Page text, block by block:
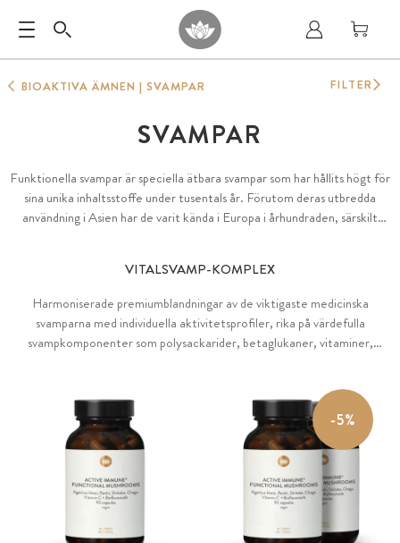
BIOAKTIVA ÄMNEN | SVAMPAR
SVAMPAR
Funktionella svampar är speciella ätbara svampar som har hållits högt för
sina unika inhaltsstoffe under tusentals år. Förutom deras utbredda
användning i Asien har de varit kända i Europa i århundraden, särskilt
upptäcktes.
VITALSVAMP-KOMPLEX
Harmoniserade premiumblandningar av de viktigaste medicinska
svamparna med individuella aktivitetsprofiler, rika på värdefulla
svampkomponenter som polysackarider, betaglukaner, vitaminer,
mest kända odlingsområdet Gutian i Fujian County med en lång
tradition av medicinska svampar. 100% veganskt och utan tillsatser.
-5%
FILTER